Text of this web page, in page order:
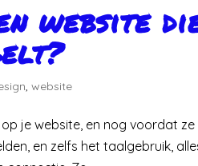
website
,website
je website, en nog voordat
en zelfs het taalgebruik,